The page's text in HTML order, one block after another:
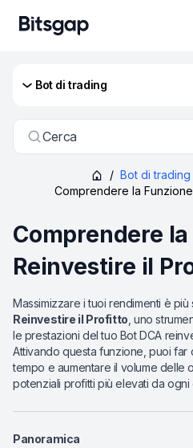
Bot di trading
Cerca
/ Bot di trading
Comprendere la
Comprendere
Reinvestire il
Massimizzare i tuoi rendimenti è
Reinvestire il Profitto , uno
le prestazioni del tuo Bot DCA
Attivando questa funzione, puoi far
tempo e aumentare il volume delle
potenziali profitti più elevati da
Panoramica